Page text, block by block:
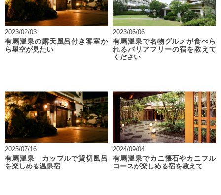
2023/02/03
有馬温泉の露天風呂付き客室か
ら星空が見たい
2023/06/06
有馬温泉で名物グルメが食べら
れるバリアフリーの宿を教えて
ください
2025/07/16
有馬温泉 カップルで貸切風呂
を楽しめる温泉宿
2024/09/04
有馬温泉でカニ懐石やカニフル
コースが楽しめる宿を教えて